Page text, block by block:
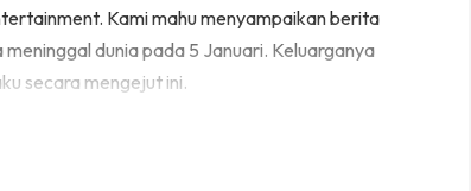
Kami mahu menyampaikan berita
dunia pada 5 Januari. Keluarganya
secara mengejut ini.